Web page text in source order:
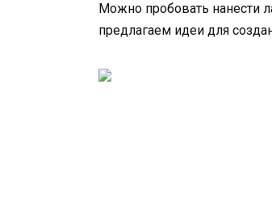
Можно пробовать нанести
предлагаем идеи для